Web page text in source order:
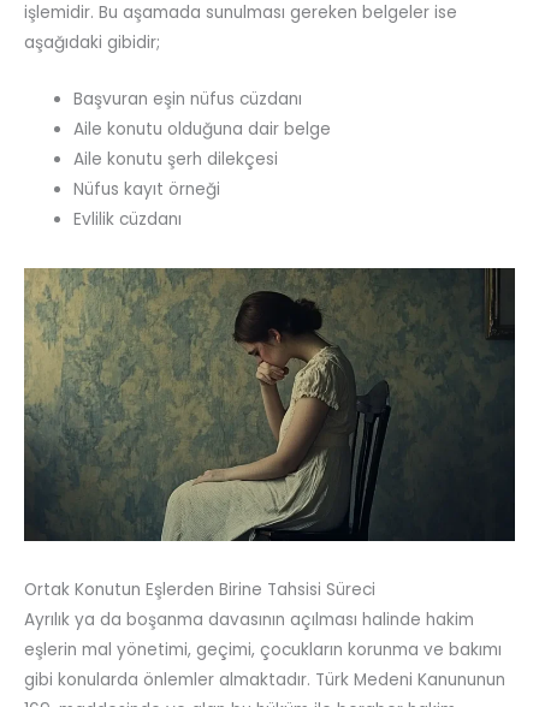
işlemidir. Bu aşamada sunulması gereken belgeler ise
aşağıdaki gibidir;
Başvuran eşin nüfus cüzdanı
Aile konutu olduğuna dair belge
Aile konutu şerh dilekçesi
Nüfus kayıt örneği
Evlilik cüzdanı
Ortak Konutun Eşlerden Birine Tahsisi Süreci
Ayrılık ya da boşanma davasının açılması halinde hakim
eşlerin mal yönetimi, geçimi, çocukların korunma ve bakımı
gibi konularda önlemler almaktadır. Türk Medeni Kanununun